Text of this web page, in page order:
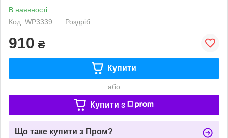
В наявності
Код: WP3339
Роздріб
910 ₴
Купити
або
Купити з
Що таке купити з Пром?